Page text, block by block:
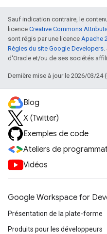
Sauf indication contraire, le
licence Creative Commons
sont régis par une licence Apache
Règles du site Google Developers.
d'Oracle et/ou de ses sociétés
Dernière mise à jour le 2026/03/24
Blog
X (Twitter)
Exemples de code
Ateliers de
Vidéos
Google Workspace for
Présentation de la plate-forme
Produits pour les développeurs